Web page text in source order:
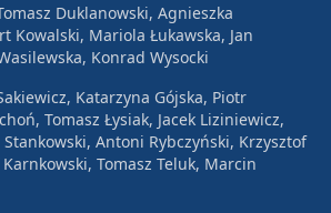
Duklanowski, Agnieszka
Kowalski, Mariola Łukawska, Jan
Konrad Wysocki
Katarzyna Gójska, Piotr
Tomasz Łysiak, Jacek Liziniewicz,
Antoni Rybczyński, Krzysztof
Tomasz Teluk, Marcin